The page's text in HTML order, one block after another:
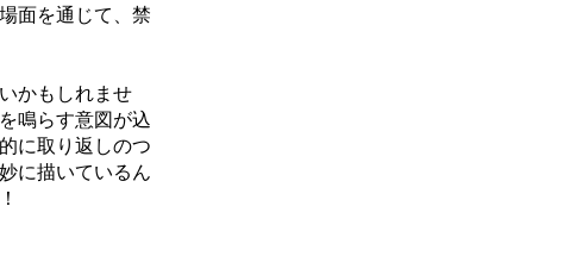
面を通じて、禁
かもしれませ
鳴らす意図が込
に取り返しのつ
に描いているん